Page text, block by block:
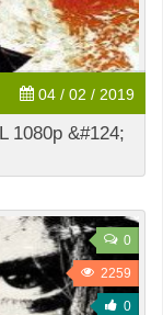
04 / 02 / 2019
1080p &#124;
0
2259
0